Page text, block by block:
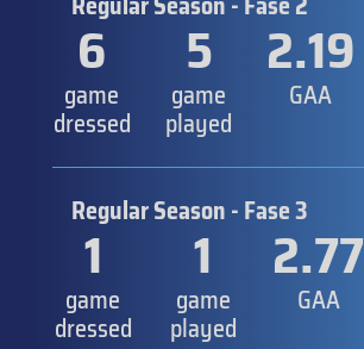
6
game
dressed
5
game
played
2.19
GAA
Regular Season - Fase 3
1
game
dressed
1
game
played
2.77
GAA